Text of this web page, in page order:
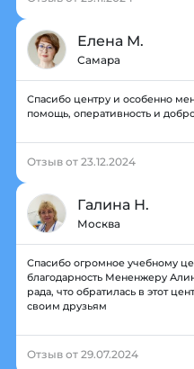
Елена М.
Самара
Спасибо центру и особенно
помощь, оперативность и
Отзыв от 23.12.2024
Галина Н.
Москва
Спасибо огромное учебному
благодарность Мененжеру
рада, что обратилась в этот
своим друзьям
Отзыв от 29.07.2024